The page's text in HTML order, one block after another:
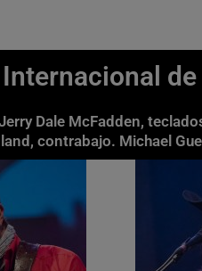
Dale McFadden,
contrabajo. Michael